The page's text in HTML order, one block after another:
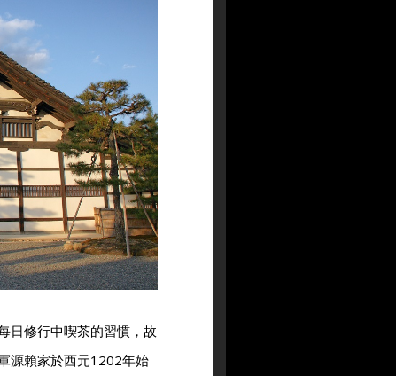
日修行中喫茶的習慣，故
源賴家於西元1202年始